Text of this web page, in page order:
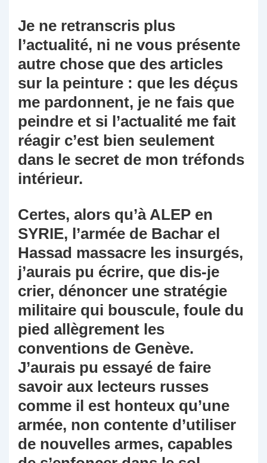
Je ne retranscris plus
l’actualité, ni ne vous présente
autre chose que des articles
sur la peinture : que les déçus
me pardonnent, je ne fais que
peindre et si l’actualité me fait
réagir c’est bien seulement
dans le secret de mon tréfonds
intérieur.
Certes, alors qu’à ALEP en
SYRIE, l’armée de Bachar el
Hassad massacre les insurgés,
j’aurais pu écrire, que dis-je
crier, dénoncer une stratégie
militaire qui bouscule, foule du
pied allègrement les
conventions de Genève.
J’aurais pu essayé de faire
savoir aux lecteurs russes
comme il est honteux qu’une
armée, non contente d’utiliser
de nouvelles armes, capables